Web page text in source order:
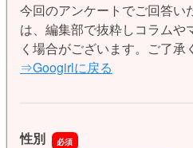
今回のアンケートでご回答い
は、編集部で抜粋しコラムや
く場合がございます。ご了承
⇒Googirlに戻る
性別